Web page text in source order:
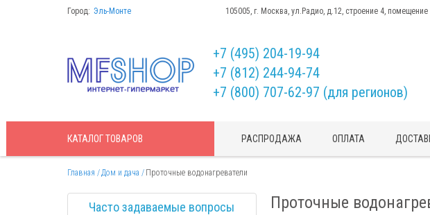
Город: Эль-Монте 105005, г. Москва, ул.Радио, д.12, строение 4, помещение
+7 (495) 204-19-94
+7 (812) 244-94-74
+7 (800) 707-62-97 (для регионов)
КАТАЛОГТОВАРОВ РАСПРОДАЖА ОПЛАТА
Главная Дом и дача Проточные водонагреватели
Часто задаваемые вопросы Проточные